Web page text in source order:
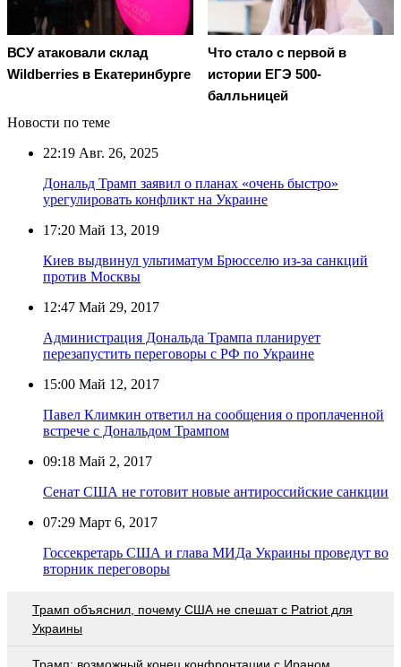
ВСУ атаковали склад
Wildberries в Екатеринбурге
Что стало с первой в
истории ЕГЭ 500-
балльницей
Новости по теме
22:19 Авг. 26, 2025
Дональд Трамп заявил о планах «очень быстро»
урегулировать конфликт на Украине
17:20 Май 13, 2019
Киев выдвинул ультиматум Брюсселю из-за санкций
против Москвы
12:47 Май 29, 2017
Администрация Дональда Трампа планирует
перезапустить переговоры с РФ по Украине
15:00 Май 12, 2017
Павел Климкин ответил на сообщения о проплаченной
встрече с Дональдом Трампом
09:18 Май 2, 2017
Сенат США не готовит новые антироссийские санкции
07:29 Март 6, 2017
Госсекретарь США и глава МИДа Украины проведут во
вторник переговоры
Трамп объяснил, почему США не спешат с Patriot для
Украины